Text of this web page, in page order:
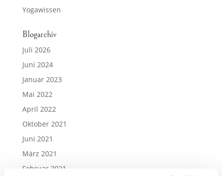
Yogawissen
Blogarchiv
Juli 2026
Juni 2024
Januar 2023
Mai 2022
April 2022
Oktober 2021
Juni 2021
März 2021
Februar 2021